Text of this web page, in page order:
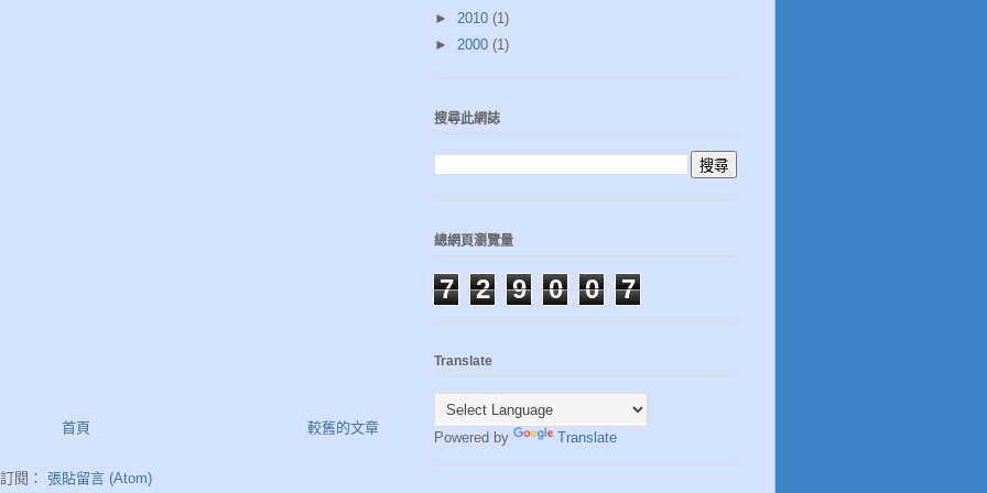
較舊的文章
首頁
訂閱： 張貼留言 (Atom)
► 2010 (1)
► 2000 (1)
搜尋此網誌
總網頁瀏覽量
7 2 9 0 0 7
Translate
Powered by Translate